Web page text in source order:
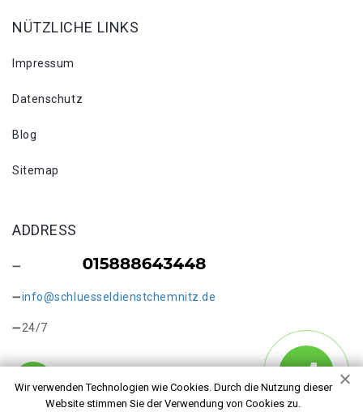
Wir verwenden Technologien wie Cookies. Durch die Nutzung dieser
Website stimmen Sie der Verwendung von Cookies zu.
NÜTZLICHE LINKS
Impressum
Datenschutz
Blog
Sitemap
ADDRESS
info@schluesseldienstchemnitz.de
24/7